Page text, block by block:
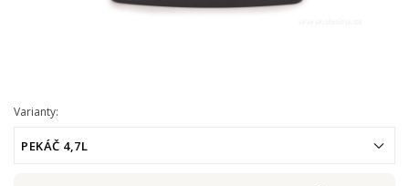
Varianty:
PEKÁČ 4,7L